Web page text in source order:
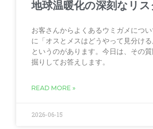
地球温暖化の深刻なリス
お客さんからよくあるウミガメにつ
に「オスとメスはどうやって見分ける
というのがあります。今日は、その
掘りしてお答えします。
READ MORE »
2026-06-15